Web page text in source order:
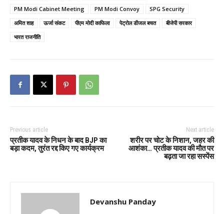
PM Modi Cabinet Meeting
PM Modi Convoy
SPG Security
अमित शाह
ऊर्जा संकट पीएम मोदी काफिला पेट्रोल डीजल बचत
बीजेपी सरकार
भारत राजनीति
Previous article
प्रतीक यादव के निधन के बाद BJP का
बड़ा कदम, तुरंत रद्द किए गए कार्यक्रम
Next article
शरीर पर चोट के निशान, जहर की
आशंका… प्रतीक यादव की मौत पर
बढ़ता जा रहा सस्पेंस
Devanshu Panday